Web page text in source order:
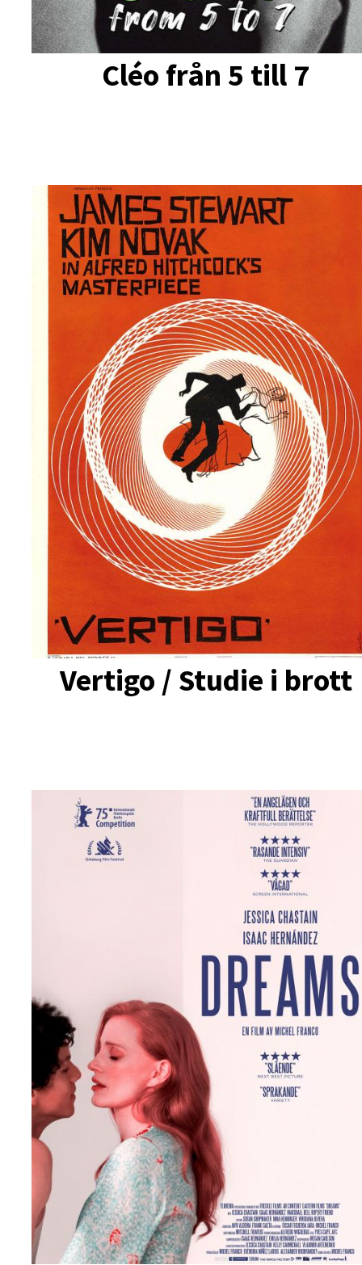
Cléo från 5 till 7
Vertigo / Studie i brott